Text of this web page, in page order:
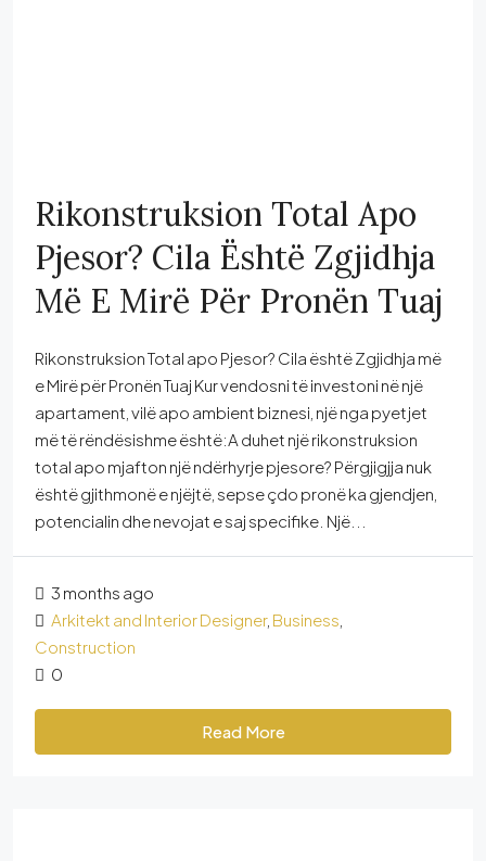
Rikonstruksion Total Apo
Pjesor? Cila Është Zgjidhja
Më E Mirë Për Pronën Tuaj
Rikonstruksion Total apo Pjesor? Cila është Zgjidhja më
e Mirë për Pronën Tuaj Kur vendosni të investoni në një
apartament, vilë apo ambient biznesi, një nga pyetjet
më të rëndësishme është:A duhet një rikonstruksion
total apo mjafton një ndërhyrje pjesore? Përgjigjja nuk
është gjithmonë e njëjtë, sepse çdo pronë ka gjendjen,
potencialin dhe nevojat e saj specifike. Një...
3 months ago
Arkitekt and Interior Designer, Business
Construction
0
Read More